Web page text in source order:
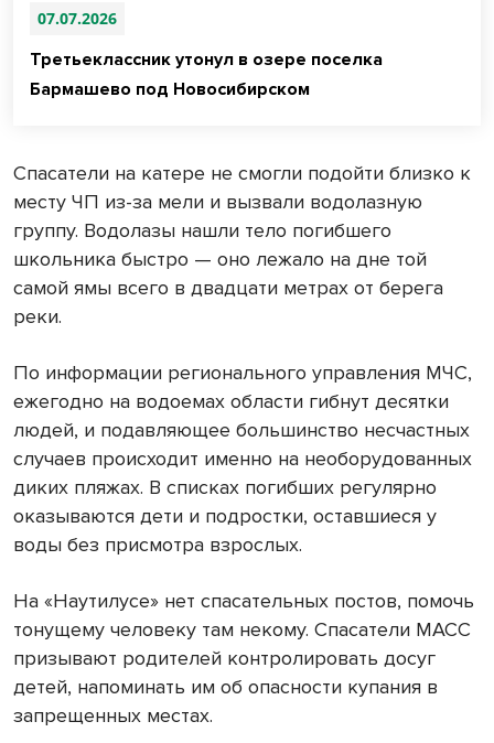
07.07.2026
Третьеклассник утонул в озере поселка
Бармашево под Новосибирском
Спасатели на катере не смогли подойти близко к
месту ЧП из-за мели и вызвали водолазную
группу. Водолазы нашли тело погибшего
школьника быстро — оно лежало на дне той
самой ямы всего в двадцати метрах от берега
реки.
По информации регионального управления МЧС,
ежегодно на водоемах области гибнут десятки
людей, и подавляющее большинство несчастных
случаев происходит именно на необорудованных
диких пляжах. В списках погибших регулярно
оказываются дети и подростки, оставшиеся у
воды без присмотра взрослых.
На «Наутилусе» нет спасательных постов, помочь
тонущему человеку там некому. Спасатели МАСС
призывают родителей контролировать досуг
детей, напоминать им об опасности купания в
запрещенных местах.